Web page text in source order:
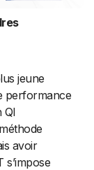
jeune
performance
QI
avoir
s’impose